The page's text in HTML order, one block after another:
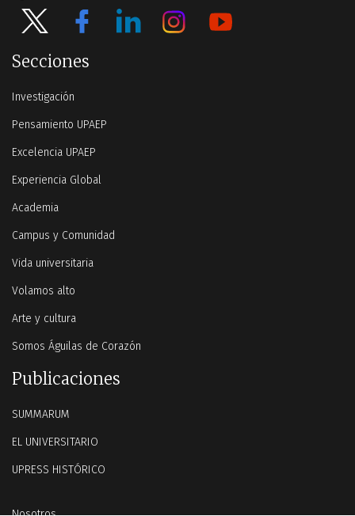
Secciones
Investigación
Pensamiento UPAEP
Excelencia UPAEP
Experiencia Global
Academia
Campus y Comunidad
Vida universitaria
Volamos alto
Arte y cultura
Somos Águilas de Corazón
Publicaciones
SUMMARUM
EL UNIVERSITARIO
UPRESS HISTÓRICO